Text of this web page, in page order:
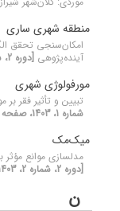
منطقه شهری ساری
آینده‌پژوهی [دوره 2، شماره 3، 1403، صفحه 43-66]
مورفولوژی شهری
تبیین و تأثیر فقر
شماره 1، 1403، صفحه 54-68]
میک‌مک
مدلسازی موانع
[دوره 2، شماره 2، 1403، صفحه 32-49]
ن